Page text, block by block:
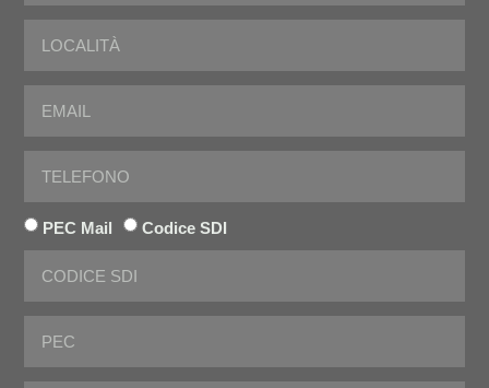
PEC Mail Codice SDI